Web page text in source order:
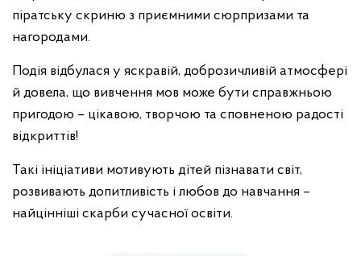
піратську скриню з приємними сюрпризами та
нагородами.
Подія відбулася у яскравій, доброзичливій атмосфері
й довела, що вивчення мов може бути справжньою
пригодою – цікавою, творчою та сповненою радості
відкриттів!
Такі ініціативи мотивують дітей пізнавати світ,
розвивають допитливість і любов до навчання –
найцінніші скарби сучасної освіти.